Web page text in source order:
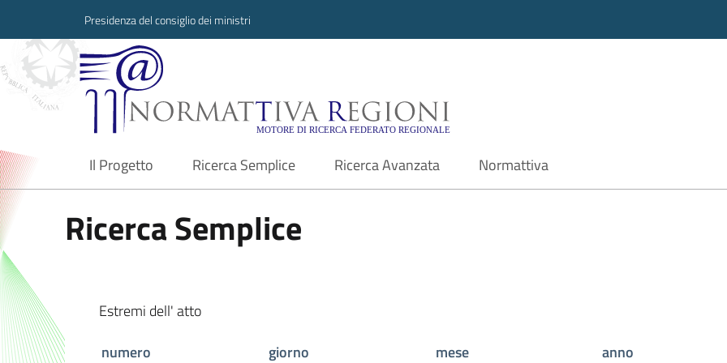
Presidenza del consiglio dei ministri
Normattiva Regioni - Motore di ricerca
Il Progetto
current Ricerca Semplice Ricerca Avanzata Normattiva
Ricerca Semplice
Estremi dell' atto
numero
giorno mese
anno